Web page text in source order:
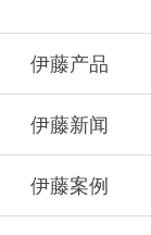
伊藤产品
伊藤新闻
伊藤案例